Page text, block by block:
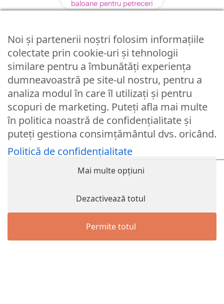
Politica de retur
Politica cookies
Politica de livrare
Formular de retur
Formular de contact
Termeni si conditii
0733 281 249
Luni - Vineri 10:00 > 16:00
Noi și partenerii noștri folosim informațiile
colectate prin cookie-uri și tehnologii
similare pentru a îmbunătăți experiența
dumneavoastră pe site-ul nostru, pentru a
analiza modul în care îl utilizați și pentru
scopuri de marketing. Puteți afla mai multe
în politica noastră de confidențialitate și
puteți gestiona consimțământul dvs. oricând.
Politică de confidențialitate
Mai multe opțiuni
Dezactivează totul
Permite totul